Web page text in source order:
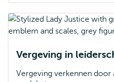
Vergeving in
Vergeving verkennen